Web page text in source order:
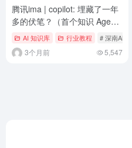
腾讯ima | copilot: 埋藏了一年
多的伏笔？（首个知识 Agent
实测体验）
AI 知识库 行业教程 # 深南Ai视界
3个月前 5,547